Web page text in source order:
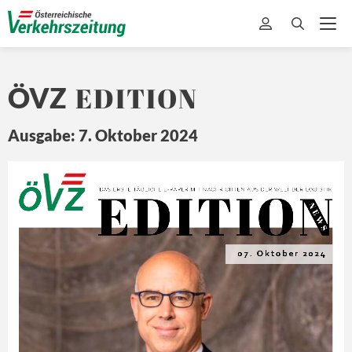
ÖVZ EDITION
Ausgabe: 7. Oktober 2024
Z
Ö
07. Oktober 2024
EDITION
DA S ERSTE TÄ GLICHE E-PAPER MIT NACHRICHTEN A US DER WEL T DER LOGISTIK
N E
W S